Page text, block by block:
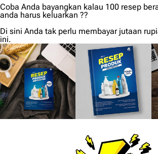
Coba Anda bayangkan kalau 100 resep
anda harus keluarkan ??
Di sini Anda tak perlu membayar jutaan
ini.